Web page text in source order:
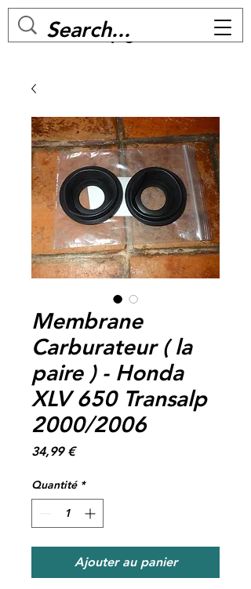
MC BIKE Perpignan
Membrane
Carburateur ( la
paire ) - Honda
XLV 650 Transalp
2000/2006
34,99 €Prix
Quantité *
Ajouter au panier